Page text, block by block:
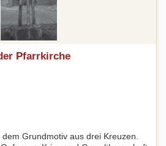
Pfarrkirche
Grundmotiv aus drei Kreuzen.